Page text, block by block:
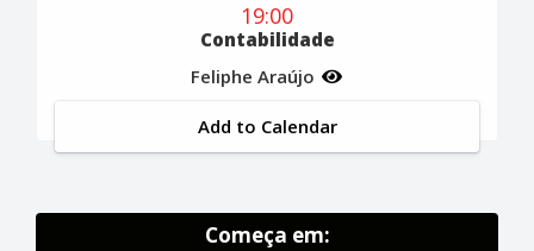
19:00
Contabilidade
Feliphe Araújo
Add to Calendar
Começa em: